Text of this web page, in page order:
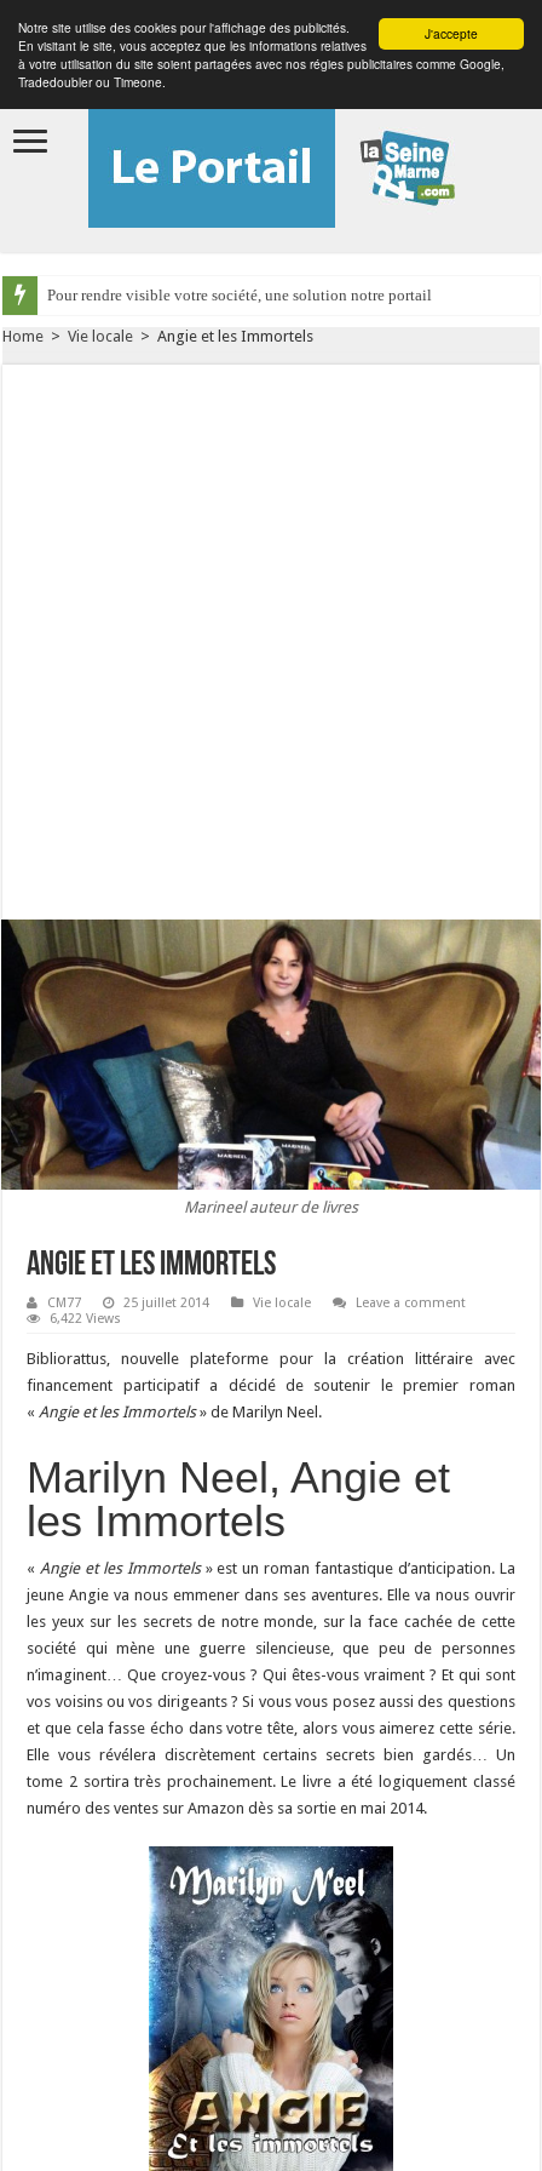
J'accepte
Notre site utilise des cookies pour l'affichage des publicités.
En visitant le site, vous acceptez que les informations relatives
à votre utilisation du site soient partagées avec nos régies publicitaires comme Google,
Tradedoubler ou Timeone.
Pour rendre visible votre société, une solution notre portail
Home > Vie locale > Angie et les Immortels
Marineel auteur de livres
Angie et les Immortels
CM77 25 juillet 2014 Vie locale
Leave a comment
6,422 Views
Bibliorattus, nouvelle plateforme pour la création littéraire avec
financement participatif a décidé de soutenir le premier roman
«Angie et les Immortels» de Marilyn Neel.
Marilyn Neel, Angie et
les Immortels
«Angie et les Immortels» est un roman fantastique d’anticipation. La
jeune Angie va nous emmener dans ses aventures. Elle va nous ouvrir
les yeux sur les secrets de notre monde, sur la face cachée de cette
société qui mène une guerre silencieuse, que peu de personnes
n’imaginent… Que croyez-vous ? Qui êtes-vous vraiment ? Et qui sont
vos voisins ou vos dirigeants ? Si vous vous posez aussi des questions
et que cela fasse écho dans votre tête, alors vous aimerez cette série.
Elle vous révélera discrètement certains secrets bien gardés… Un
tome 2 sortira très prochainement. Le livre a été logiquement classé
numéro des ventes sur Amazon dès sa sortie en mai 2014.